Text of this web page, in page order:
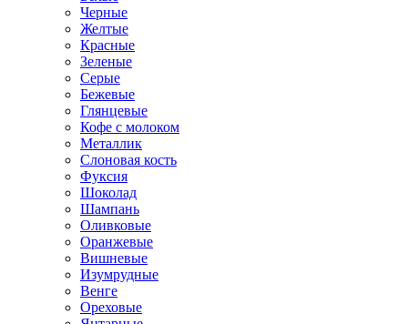
Черные
Желтые
Красные
Зеленые
Серые
Бежевые
Глянцевые
Кофе с молоком
Металлик
Слоновая кость
Фуксия
Шоколад
Шампань
Оливковые
Оранжевые
Вишневые
Изумрудные
Венге
Ореховые